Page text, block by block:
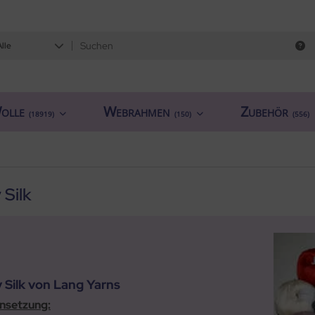
(18919) Webrahmen (150) Zubehör (556)
von Lang Yarns